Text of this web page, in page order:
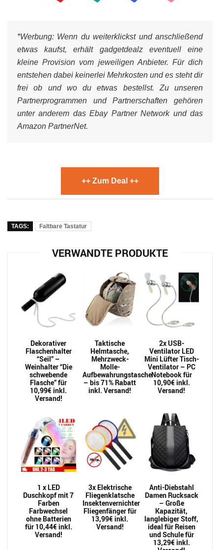
*Werbung: Wenn du weiterklickst und anschließend
etwas kaufst, erhält gadgetdealz eventuell eine
kleine Provision vom jeweiligen Anbieter. Für dich
entstehen dabei keinerlei Mehrkosten und es steht dir
frei ob und wo du etwas bestellst. Zu unseren
Partnerprogrammen und Partnerschaften gehören
unter anderem das Ebay Partner Network und das
Amazon PartnerNet.
++ Zum Deal ++
TAGS: Faltbare Tastatur
VERWANDTE PRODUKTE
Dekorativer
Flaschenhalter
“Seil” –
Weinhalter “Die
schwebende
Flasche” für
10,99€ inkl.
Versand!
Taktische
Helmtasche,
Mehrzweck-
Molle-
Aufbewahrungstasche
– bis 71% Rabatt
inkl. Versand!
2x USB-
Ventilator LED
Mini Lüfter Tisch-
Ventilator – PC
Notebook für
10,90€ inkl.
Versand!
1 x LED
Duschkopf mit 7
Farben
Farbwechsel
ohne Batterien
für 10,44€ inkl.
Versand!
3x Elektrische
Fliegenklatsche
Insektenvernichter
Fliegenfänger für
13,99€ inkl.
Versand!
Anti-Diebstahl
Damen Rucksack
– Große
Kapazität,
langlebiger Stoff,
ideal für Reisen
und Schule für
13,29€ inkl.